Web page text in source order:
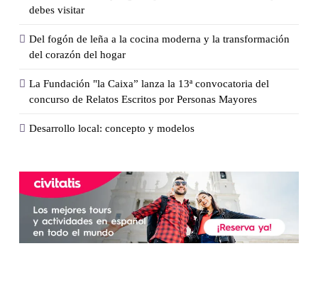
debes visitar
Del fogón de leña a la cocina moderna y la transformación
del corazón del hogar
La Fundación "la Caixa” lanza la 13ª convocatoria del
concurso de Relatos Escritos por Personas Mayores
Desarrollo local: concepto y modelos